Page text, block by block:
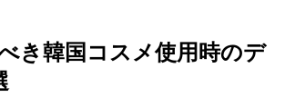
き韓国コスメ使用時のデ